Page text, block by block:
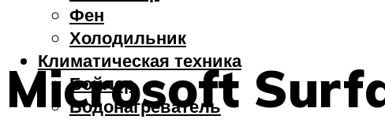
Фен
Холодильник
Климатическая техника
Бойлер
Водонагреватель
Microsoft